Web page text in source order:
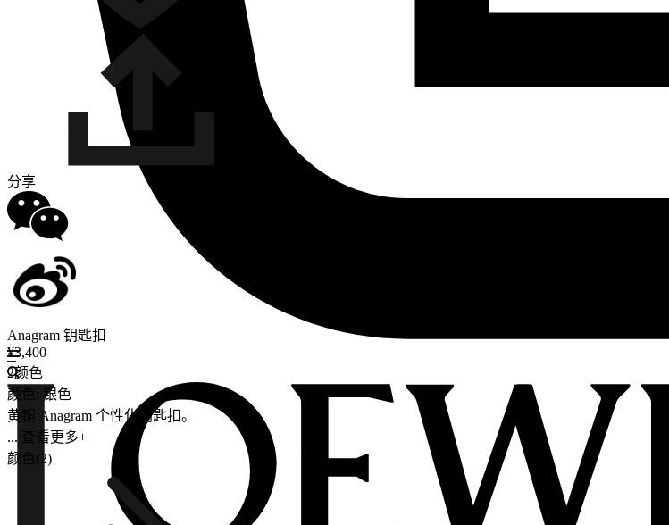
分享
Anagram 钥匙扣
¥3,400
2颜色
颜色: 银色
黄铜 Anagram 个性化钥匙扣。
... 查看更多+
颜色(2)